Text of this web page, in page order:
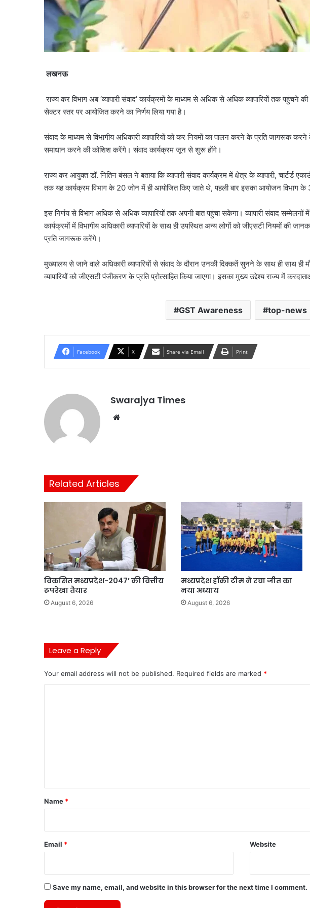
लखनऊ
राज्य कर विभाग अब ‘व्यापारी संवाद’ कार्यक्रमों के माध्यम से अधिक से अधिक व्यापारियों तक
सेक्टर स्तर पर आयोजित करने का निर्णय लिया गया है।
संवाद के माध्यम से विभागीय अधिकारी व्यापारियों को कर नियमों का पालन करने के प्रति जागरूक
समाधान करने की कोशिश करेंगे। संवाद कार्यक्रम जून से शुरू होंगे।
राज्य कर आयुक्त डॉ. नितिन बंसल ने बताया कि व्यापारी संवाद कार्यक्रम में क्षेत्र के व्यापारी, चार्टर्ड
तक यह कार्यक्रम विभाग के 20 जोन में ही आयोजित किए जाते थे, पहली बार इसका आयोजन विभाग के
इस निर्णय से विभाग अधिक से अधिक व्यापारियों तक अपनी बात पहुंचा सकेगा। व्यापारी संवाद
कार्यक्रमों में विभागीय अधिकारी व्यापारियों के साथ ही उपस्थित अन्य लोगों को जीएसटी नियमों की
प्रति जागरूक करेंगे।
मुख्यालय से जाने वाले अधिकारी व्यापारियों से संवाद के दौरान उनकी दिक्कतें सुनने के साथ ही साथ
व्यापारियों को जीएसटी पंजीकरण के प्रति प्रोत्साहित किया जाएगा। इसका मुख्य उद्देश्य राज्य में
GST Awareness top-news
Facebook X Share via Email Print
Swarajya Times
Related Articles
विकसित मध्यप्रदेश-2047’ की वित्तीय
रूपरेखा तैयार
August 6, 2026
मध्यप्रदेश हॉकी टीम ने रचा जीत का
नया अध्याय
August 6, 2026
Leave a Reply
Your email address will not be published. Required fields are marked *
*
Name *
Email * Website
Save my name, email, and website in this browser for the next time I comment.